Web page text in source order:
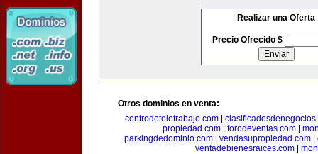
Realizar una Oferta
Precio Ofrecido $
Otros dominios en venta:
centrodeteletrabajo.com
propiedad.com
forodeventas.com
parkingdedominio.com| vendasupropiedad.com|
ventadebienesraices.com